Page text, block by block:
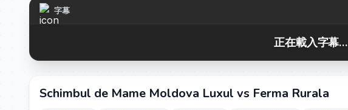
字幕
正在載入字幕...
Schimbul de Mame Moldova Luxul vs Ferma Rurala